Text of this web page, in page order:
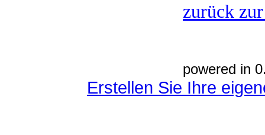
zurück
powered in
Erstellen Sie Ihre